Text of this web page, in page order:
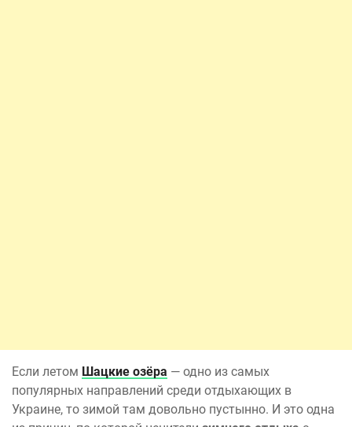
Если летом Шацкие озёра — одно из самых
популярных направлений среди отдыхающих в
Украине, то зимой там довольно пустынно. И это одна